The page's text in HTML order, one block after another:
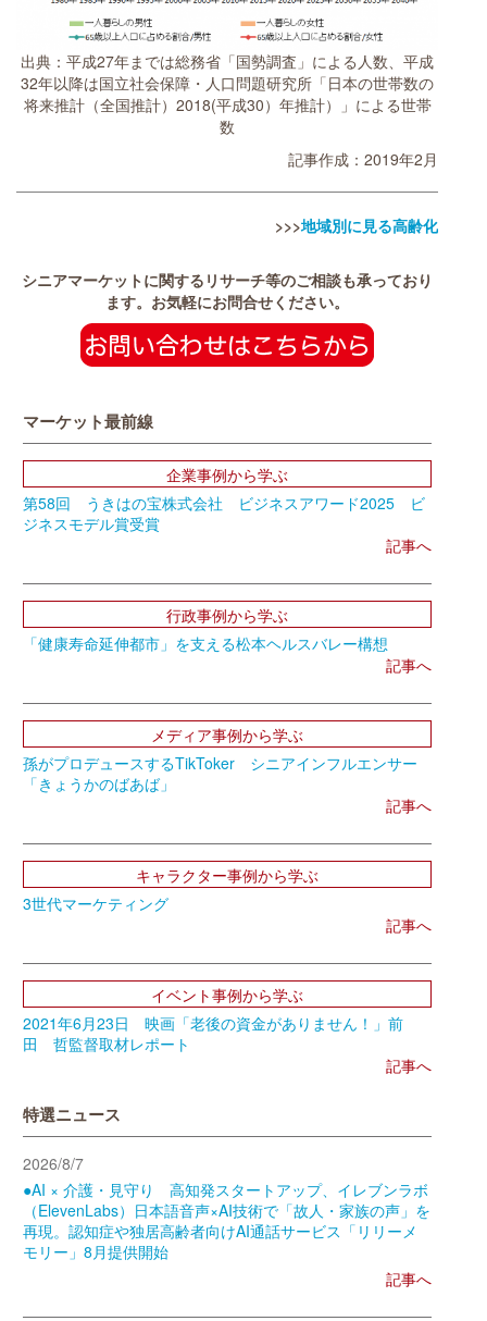
出典：平成27年までは総務省「国勢調査」による人数、平成
32年以降は国立社会保障・人口問題研究所「日本の世帯数の
将来推計（全国推計）2018(平成30）年推計）」による世帯
数
記事作成：2019年2月
>>>地域別に見る高齢化
シニアマーケットに関するリサーチ等のご相談も承っており
ます。お気軽にお問合せください。
マーケット最前線
企業事例から学ぶ
第58回 うきはの宝株式会社 ビジネスアワード2025 ビ
ジネスモデル賞受賞
記事へ
行政事例から学ぶ
「健康寿命延伸都市」を支える松本ヘルスバレー構想
記事へ
メディア事例から学ぶ
孫がプロデュースするTikToker シニアインフルエンサー
「きょうかのばあば」
記事へ
キャラクター事例から学ぶ
3世代マーケティング
記事へ
イベント事例から学ぶ
2021年6月23日 映画「老後の資金がありません！」前
田 哲監督取材レポート
記事へ
特選ニュース
2026/8/7
●AI × 介護・見守り 高知発スタートアップ、イレブンラボ
（ElevenLabs）日本語音声×AI技術で「故人・家族の声」を
再現。認知症や独居高齢者向けAI通話サービス「リリーメ
モリー」8月提供開始
記事へ